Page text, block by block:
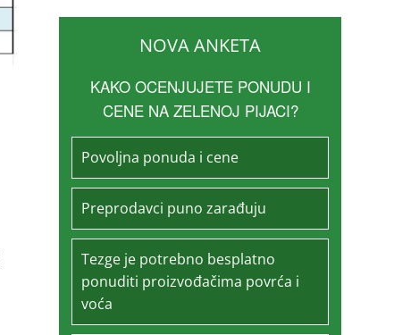
NOVA ANKETA
KAKO OCENJUJETE PONUDU I
CENE NA ZELENOJ PIJACI?
Povoljna ponuda i cene
Preprodavci puno zarađuju
Tezge je potrebno besplatno
ponuditi proizvođačima povrća i
voća